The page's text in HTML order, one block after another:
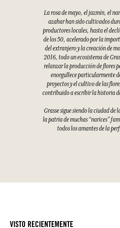
La rosa de mayo, el jazmín, el
azahar han sido cultivados
productores locales, hasta el
de los 50, acelerado por la
del extranjero y la creación de
2016, todo un ecosistema de
relanzar la producción de flores
enorgullece particularmente
proyectos y el cultivo de las
contribuido a escribir la historia
Grasse sigue siendo la ciudad
la patria de muchas “narices”
todos los amantes de la
VISTO RECIENTEMENTE